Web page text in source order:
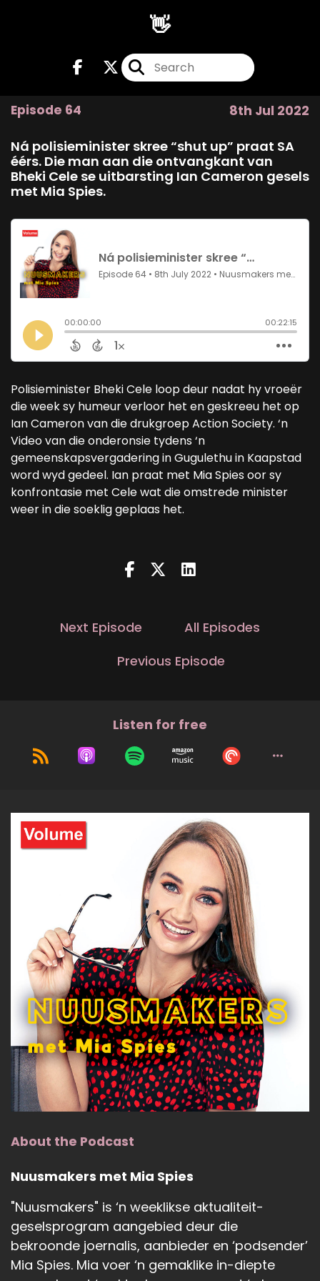
👋
Episode 64 8th Jul 2022
Ná polisieminister skree “shut up” praat SA
éérs. Die man aan die ontvangkant van
Bheki Cele se uitbarsting Ian Cameron gesels
met Mia Spies.
Polisieminister Bheki Cele loop deur nadat hy vroeër
die week sy humeur verloor het en geskreeu het op
Ian Cameron van die drukgroep Action Society. ‘n
Video van die onderonsie tydens ‘n
gemeenskapsvergadering in Gugulethu in Kaapstad
word wyd gedeel. Ian praat met Mia Spies oor sy
konfrontasie met Cele wat die omstrede minister
weer in die soeklig geplaas het.
Next Episode
All Episodes
Previous Episode
Listen for free
About the Podcast
Nuusmakers met Mia Spies
"Nuusmakers" is ‘n weeklikse aktualiteit-
geselsprogram aangebied deur die
bekroonde joernalis, aanbieder en ‘podsender’
Mia Spies. Mia voer ‘n gemaklike in-diepte